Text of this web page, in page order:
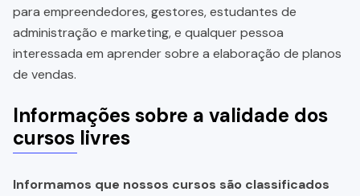
para empreendedores, gestores, estudantes de
administração e marketing, e qualquer pessoa
interessada em aprender sobre a elaboração de planos
de vendas.
Informações sobre a validade dos
cursos livres
Informamos que nossos cursos são classificados